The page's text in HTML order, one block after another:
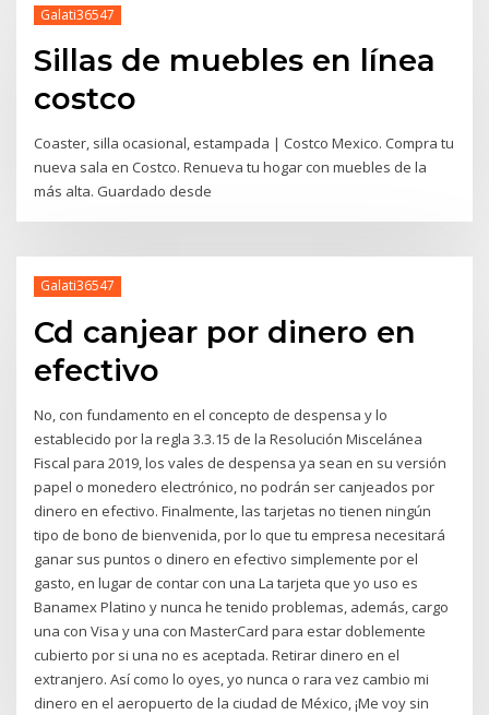
Galati36547
Sillas de muebles en línea
costco
Coaster, silla ocasional, estampada | Costco Mexico. Compra tu
nueva sala en Costco. Renueva tu hogar con muebles de la
más alta. Guardado desde
Galati36547
Cd canjear por dinero en
efectivo
No, con fundamento en el concepto de despensa y lo
establecido por la regla 3.3.15 de la Resolución Miscelánea
Fiscal para 2019, los vales de despensa ya sean en su versión
papel o monedero electrónico, no podrán ser canjeados por
dinero en efectivo. Finalmente, las tarjetas no tienen ningún
tipo de bono de bienvenida, por lo que tu empresa necesitará
ganar sus puntos o dinero en efectivo simplemente por el
gasto, en lugar de contar con una La tarjeta que yo uso es
Banamex Platino y nunca he tenido problemas, además, cargo
una con Visa y una con MasterCard para estar doblemente
cubierto por si una no es aceptada. Retirar dinero en el
extranjero. Así como lo oyes, yo nunca o rara vez cambio mi
dinero en el aeropuerto de la ciudad de México, ¡Me voy sin